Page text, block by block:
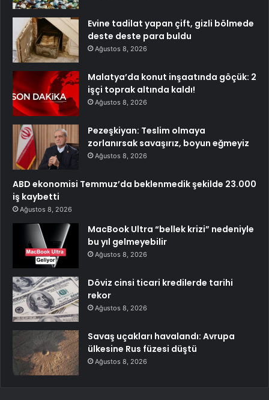
Evine tadilat yapan çift, gizli bölmede
deste deste para buldu
Ağustos 8, 2026
Malatya’da konut inşaatında göçük: 2
işçi toprak altında kaldı!
Ağustos 8, 2026
Pezeşkiyan: Teslim olmaya
zorlanırsak savaşırız, boyun eğmeyiz
Ağustos 8, 2026
ABD ekonomisi Temmuz’da beklenmedik şekilde 23.000
iş kaybetti
Ağustos 8, 2026
MacBook Ultra “bellek krizi” nedeniyle
bu yıl gelmeyebilir
Ağustos 8, 2026
Döviz cinsi ticari kredilerde tarihi
rekor
Ağustos 8, 2026
Savaş uçakları havalandı: Avrupa
ülkesine Rus füzesi düştü
Ağustos 8, 2026